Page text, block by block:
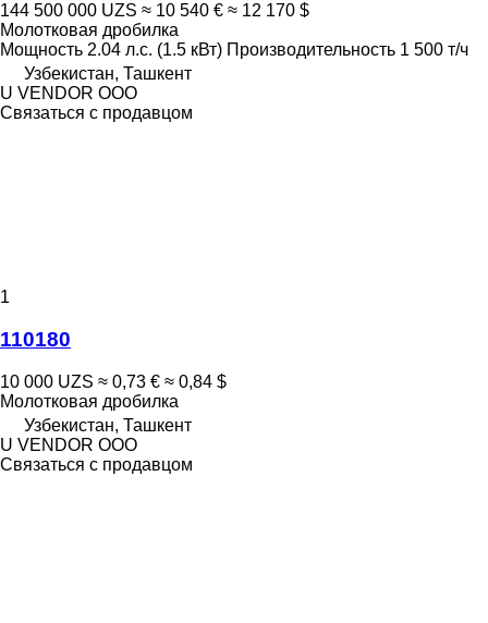
144 500 000 UZS ≈ 10 540 € ≈ 12 170 $
Молотковая дробилка
Мощность 2.04 л.с. (1.5 кВт) Производительность 1 500 т/ч
Узбекистан, Ташкент
U VENDOR OOO
Связаться с продавцом
1
110180
10 000 UZS ≈ 0,73 € ≈ 0,84 $
Молотковая дробилка
Узбекистан, Ташкент
U VENDOR OOO
Связаться с продавцом